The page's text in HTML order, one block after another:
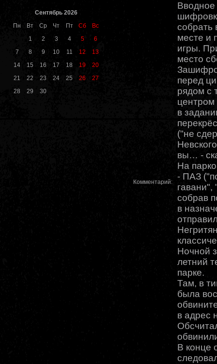
Сентябрь 2026
Пн
Вт Ср Чт Пт Сб
Вс
1
2 3 4 5
6
7
8 9 10 11 12
13
14
15 16 17 18 19
20
21
22 23 24 25 26
27
28
29 30
Комментарий:
Вводное
собрать
месте и
игры.
место
перед
рядом с
центром
в
("не
вы… -
На
- ПАЗ
гавани",
собрав
в
Ночной
летний
парке.
Там, в
была
в адрес
В конце